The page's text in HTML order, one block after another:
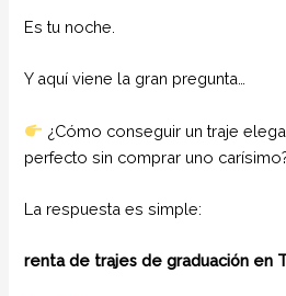
Es tu noche.
Y aquí viene la gran pregunta…
¿Cómo conseguir un traje
perfecto sin comprar uno
La respuesta es simple:
renta de trajes de graduación en